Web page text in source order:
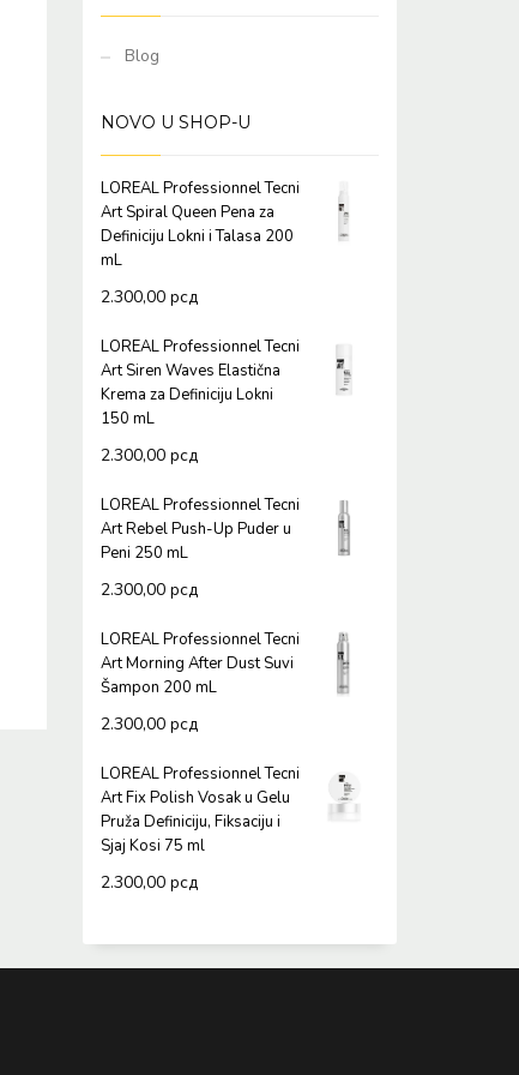
Blog
NOVO U SHOP-U
LOREAL Professionnel Tecni
Art Spiral Queen Pena za
Definiciju Lokni i Talasa 200
mL
2.300,00 рсд
LOREAL Professionnel Tecni
Art Siren Waves Elastična
Krema za Definiciju Lokni
150 mL
2.300,00 рсд
LOREAL Professionnel Tecni
Art Rebel Push-Up Puder u
Peni 250 mL
2.300,00 рсд
LOREAL Professionnel Tecni
Art Morning After Dust Suvi
Šampon 200 mL
2.300,00 рсд
LOREAL Professionnel Tecni
Art Fix Polish Vosak u Gelu
Pruža Definiciju, Fiksaciju i
Sjaj Kosi 75 ml
2.300,00 рсд